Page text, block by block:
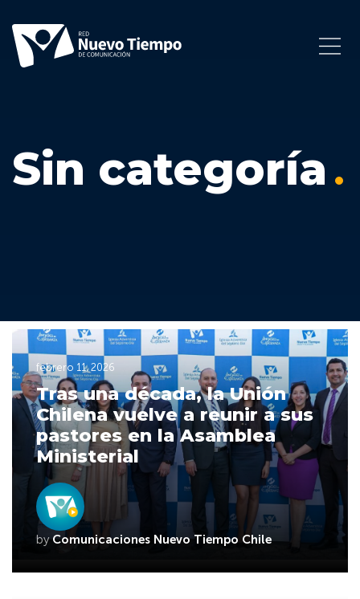
Sin categoría
febrero 11, 2026
Tras una década, la Unión
Chilena vuelve a reunir a sus
pastores en la Asamblea
Ministerial
byComunicaciones Nuevo Tiempo Chile